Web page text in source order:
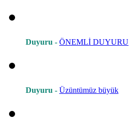
Duyuru - ÖNEMLİ DUYURU
Duyuru - Üzüntümüz büyük